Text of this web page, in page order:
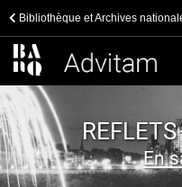
Bibliothèque et Archives
En